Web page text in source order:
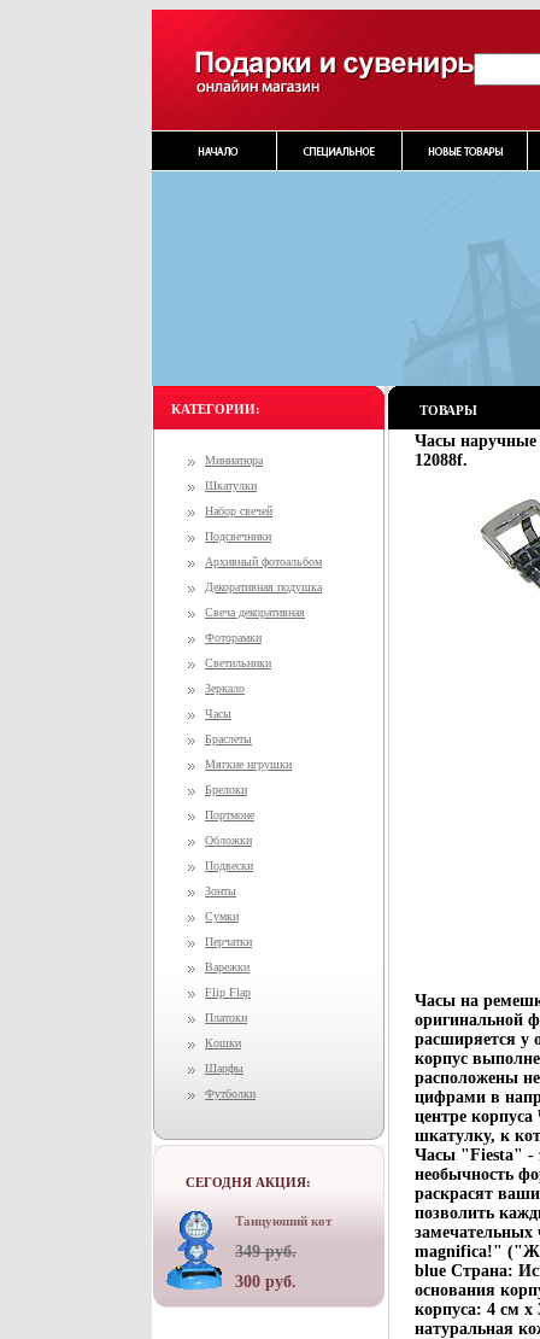
КАТЕГОРИИ:
Миниатюра
Шкатулки
Набор свечей
Подсвечники
Архивный фотоальбом
Декоративная подушка
Свеча декоративная
Фоторамки
Светильники
Зеркало
Часы
Браслеты
Мягкие игрушки
Брелоки
Портмоне
Обложки
Подвески
Зонты
Сумки
Перчатки
Варежки
Flip Flap
Платоки
Кошки
Шарфы
Футболки
СЕГОДНЯ АКЦИЯ:
Танцуюший кот
349 руб.
300 руб.
ТОВАРЫ
Часы наручные
12088f.
Часы на
оригинальной
расширяется у
корпус
расположены
цифрами в
центре
шкатулку, к
Часы "Fiesta" -
необычность
раскрасят
позволить
замечательных
magnifica!"
blue Страна:
основания
корпуса: 4 см
натуральная